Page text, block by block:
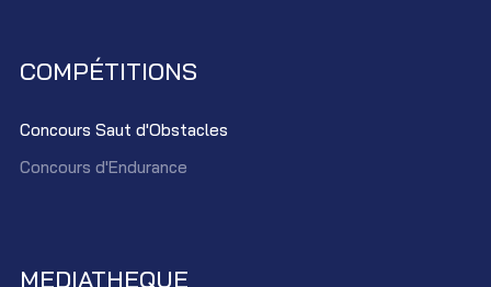
COMPÉTITIONS
Concours Saut d'Obstacles
Concours d'Endurance
MEDIATHEQUE